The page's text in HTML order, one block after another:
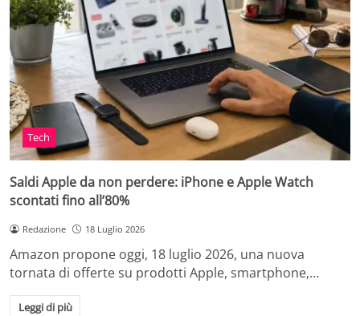
Tech
Saldi Apple da non perdere: iPhone e Apple Watch
scontati fino all’80%
Redazione 18 Luglio 2026
Amazon propone oggi, 18 luglio 2026, una nuova
tornata di offerte su prodotti Apple, smartphone,…
Leggi di più